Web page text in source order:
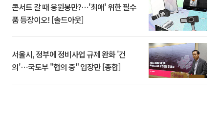
콘서트 갈 때 응원봉만?⋯'최애' 위한 필수
품 등장이오! [솔드아웃]
서울시, 정부에 정비사업 규제 완화 '건
의'⋯국토부 "협의 중" 입장만 [종합]